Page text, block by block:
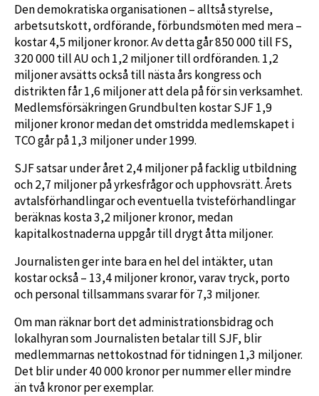
Den demokratiska organisationen – alltså styrelse,
arbetsutskott, ordförande, förbundsmöten med mera –
kostar 4,5 miljoner kronor. Av detta går 850 000 till FS,
320 000 till AU och 1,2 miljoner till ordföranden. 1,2
miljoner avsätts också till nästa års kongress och
distrikten får 1,6 miljoner att dela på för sin verksamhet.
Medlemsförsäkringen Grundbulten kostar SJF 1,9
miljoner kronor medan det omstridda medlemskapet i
TCO går på 1,3 miljoner under 1999.
SJF satsar under året 2,4 miljoner på facklig utbildning
och 2,7 miljoner på yrkesfrågor och upphovsrätt. Årets
avtalsförhandlingar och eventuella tvisteförhandlingar
beräknas kosta 3,2 miljoner kronor, medan
kapitalkostnaderna uppgår till drygt åtta miljoner.
Journalisten ger inte bara en hel del intäkter, utan
kostar också – 13,4 miljoner kronor, varav tryck, porto
och personal tillsammans svarar för 7,3 miljoner.
Om man räknar bort det administrationsbidrag och
lokalhyran som Journalisten betalar till SJF, blir
medlemmarnas nettokostnad för tidningen 1,3 miljoner.
Det blir under 40 000 kronor per nummer eller mindre
än två kronor per exemplar.